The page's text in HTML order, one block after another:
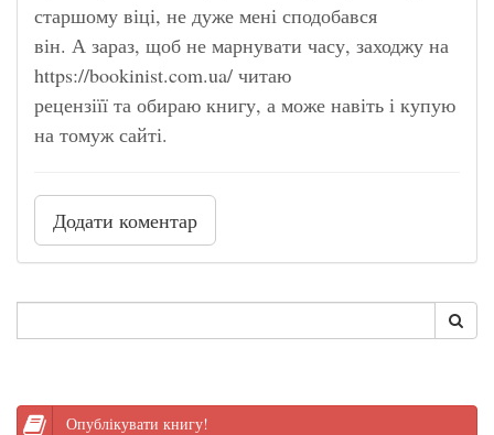
старшому віці, не дуже мені сподобався
він. А зараз, щоб не марнувати часу, заходжу на
https://bookinist.com.ua/ читаю
рецензіїї та обираю книгу, а може навіть і купую
на томуж сайті.
Додати коментар
Опублікувати книгу!